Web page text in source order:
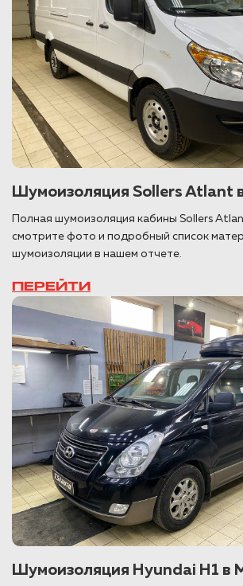
Шумоизоляция Sollers Atlant
Полная шумоизоляция кабины Sollers
смотрите фото и подробный список
шумоизоляции в нашем отчете.
ПЕРЕЙТИ
Шумоизоляция Hyundai H1 в